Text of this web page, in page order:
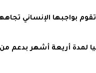
بواجبها الإنساني
أريعة أشهر بدعم من